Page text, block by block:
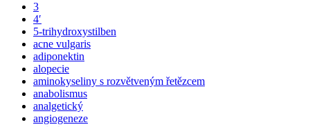
3
4′
5-trihydroxystilben
acne vulgaris
adiponektin
alopecie
aminokyseliny s rozvětveným řetězcem
anabolismus
analgetický
angiogeneze